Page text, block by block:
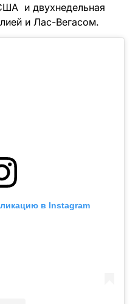
и двухнедельная
и Лас-Вегасом.
в Instagram